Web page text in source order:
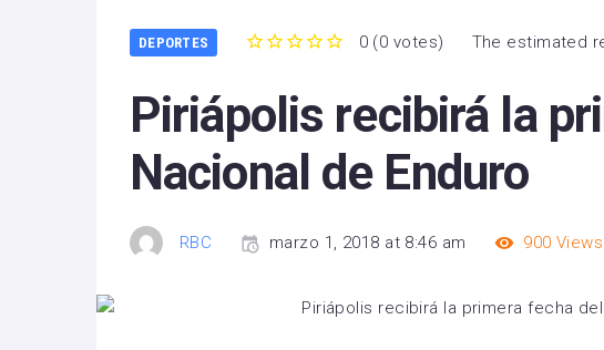
DEPORTES 0 (0 votes) The estimated
Piriápolis recibirá la
Nacional de Enduro
RBC marzo 1, 2018 at 8:46 am 900 Views